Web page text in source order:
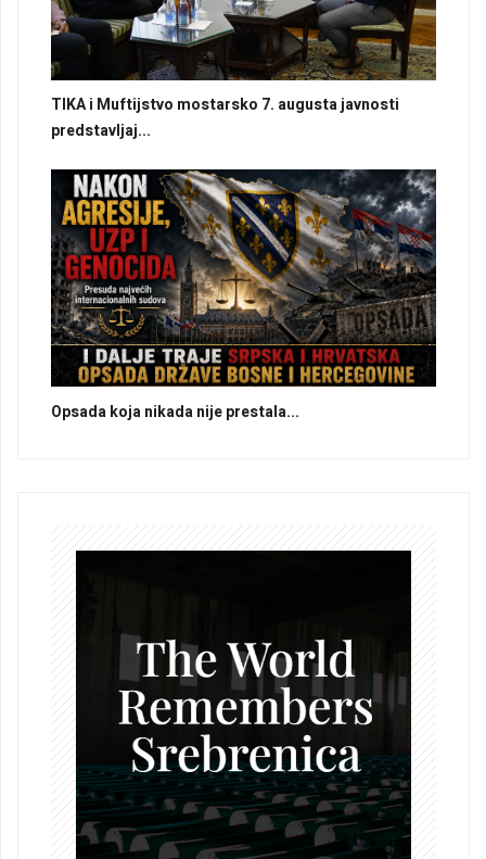
TIKA i Muftijstvo mostarsko 7. augusta javnosti
predstavljaj...
Opsada koja nikada nije prestala...